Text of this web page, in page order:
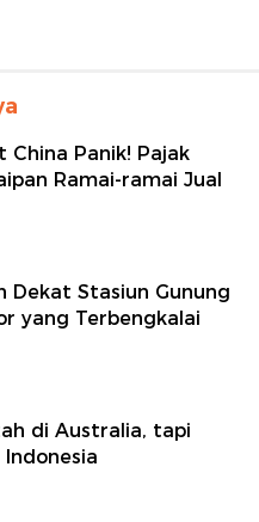
China Panik! Pajak
Ramai-ramai Jual
Dekat Stasiun Gunung
yang Terbengkalai
di Australia, tapi